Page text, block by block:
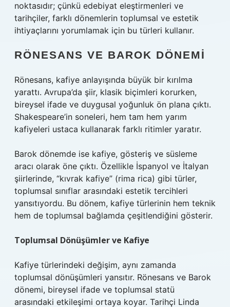
noktasıdır; çünkü edebiyat eleştirmenleri ve
tarihçiler, farklı dönemlerin toplumsal ve estetik
ihtiyaçlarını yorumlamak için bu türleri kullanır.
RÖNESANS VE BAROK DÖNEMI
Rönesans, kafiye anlayışında büyük bir kırılma
yarattı. Avrupa’da şiir, klasik biçimleri korurken,
bireysel ifade ve duygusal yoğunluk ön plana çıktı.
Shakespeare’in soneleri, hem tam hem yarım
kafiyeleri ustaca kullanarak farklı ritimler yaratır.
Barok dönemde ise kafiye, gösteriş ve süsleme
aracı olarak öne çıktı. Özellikle İspanyol ve İtalyan
şiirlerinde, “kıvrak kafiye” (rima rica) gibi türler,
toplumsal sınıflar arasındaki estetik tercihleri
yansıtıyordu. Bu dönem, kafiye türlerinin hem teknik
hem de toplumsal bağlamda çeşitlendiğini gösterir.
Toplumsal Dönüşümler ve Kafiye
Kafiye türlerindeki değişim, aynı zamanda
toplumsal dönüşümleri yansıtır. Rönesans ve Barok
dönemi, bireysel ifade ve toplumsal statü
arasındaki etkileşimi ortaya koyar. Tarihçi Linda